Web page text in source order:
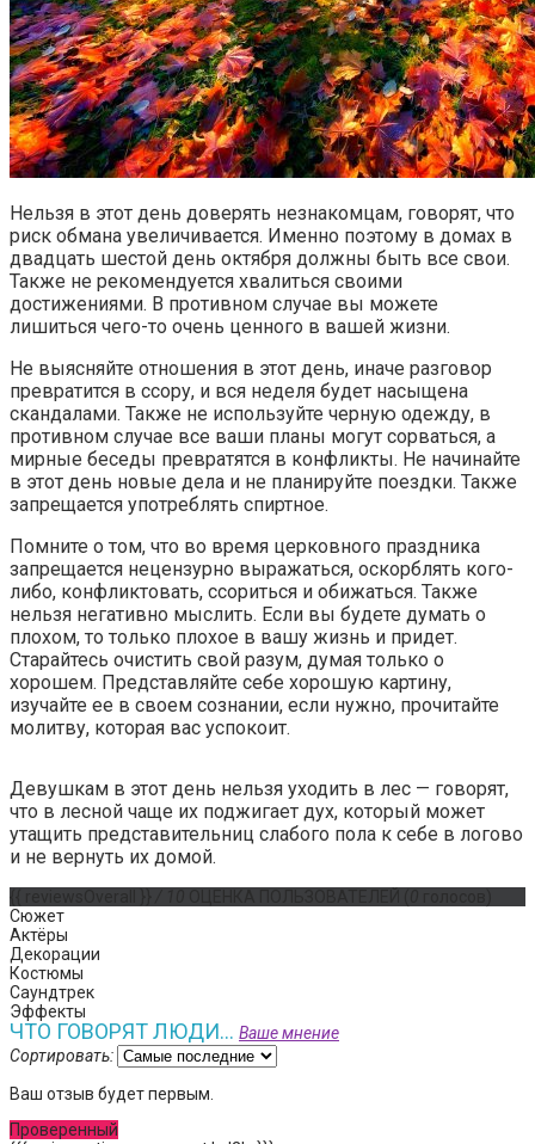
Нельзя в этот день доверять незнакомцам, говорят, что
риск обмана увеличивается. Именно поэтому в домах в
двадцать шестой день октября должны быть все свои.
Также не рекомендуется хвалиться своими
достижениями. В противном случае вы можете
лишиться чего-то очень ценного в вашей жизни.
Не выясняйте отношения в этот день, иначе разговор
превратится в ссору, и вся неделя будет насыщена
скандалами. Также не используйте черную одежду, в
противном случае все ваши планы могут сорваться, а
мирные беседы превратятся в конфликты. Не начинайте
в этот день новые дела и не планируйте поездки. Также
запрещается употреблять спиртное.
Помните о том, что во время церковного праздника
запрещается нецензурно выражаться, оскорблять кого-
либо, конфликтовать, ссориться и обижаться. Также
нельзя негативно мыслить. Если вы будете думать о
плохом, то только плохое в вашу жизнь и придет.
Старайтесь очистить свой разум, думая только о
хорошем. Представляйте себе хорошую картину,
изучайте ее в своем сознании, если нужно, прочитайте
молитву, которая вас успокоит.
Девушкам в этот день нельзя уходить в лес — говорят,
что в лесной чаще их поджигает дух, который может
утащить представительниц слабого пола к себе в логово
и не вернуть их домой.
Сюжет
Актёры
Декорации
Костюмы
Саундтрек
Эффекты
ЧТО ГОВОРЯТ ЛЮДИ... Ваше мнение
Сортировать:
Ваш отзыв будет первым.
Проверенный